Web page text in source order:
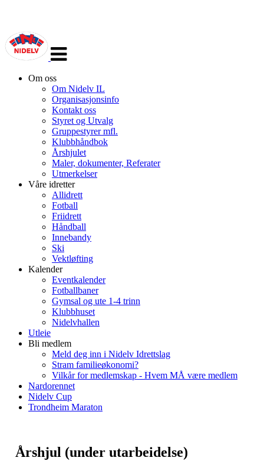
navigasjon
Om oss
Om Nidelv IL
Organisasjonsinfo
Kontakt oss
Styret og Utvalg
Gruppestyrer mfl.
Klubbhåndbok
Årshjulet
Maler, dokumenter, Referater
Utmerkelser
Våre idretter
Allidrett
Fotball
Friidrett
Håndball
Innebandy
Ski
Vektløfting
Kalender
Eventkalender
Fotballbaner
Gymsal og ute 1-4 trinn
Klubbhuset
Nidelvhallen
Utleie
Bli medlem
Meld deg inn i Nidelv Idrettslag
Stram familieøkonomi?
Vilkår for medlemskap - Hvem MÅ være medlem
Nardorennet
Nidelv Cup
Trondheim Maraton
Årshjul (under utarbeidelse)